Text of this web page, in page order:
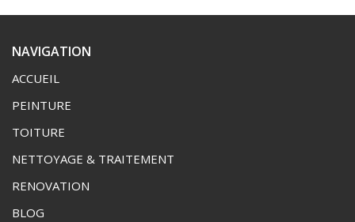
NAVIGATION
ACCUEIL
PEINTURE
TOITURE
NETTOYAGE & TRAITEMENT
RENOVATION
BLOG